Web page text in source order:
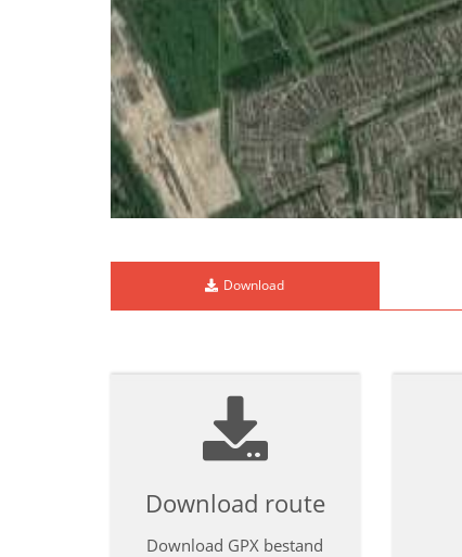
Download
Download route
Download GPX bestand